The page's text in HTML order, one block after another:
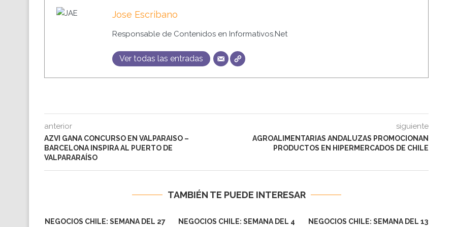
Jose Escribano
Responsable de Contenidos en Informativos.Net
Ver todas las entradas
anterior
AZVI GANA CONCURSO EN VALPARAISO –
BARCELONA INSPIRA AL PUERTO DE
VALPARARAÍSO
siguiente
AGROALIMENTARIAS ANDALUZAS PROMOCIONAN
PRODUCTOS EN HIPERMERCADOS DE CHILE
TAMBIÉN TE PUEDE INTERESAR
NEGOCIOS CHILE: SEMANA DEL 27 NEGOCIOS CHILE: SEMANA DEL 4 NEGOCIOS CHILE: SEMANA DEL 13